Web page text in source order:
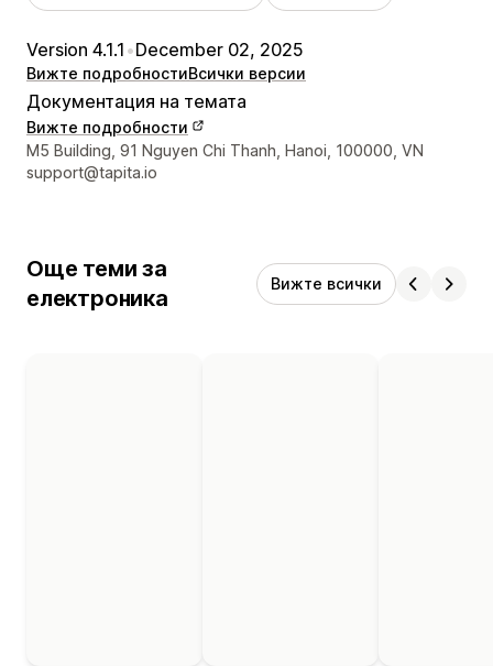
Version 4.1.1 •December 02, 2025
Вижте подробностиВсички версии
Документация на темата
Вижте подробности
Данни за връзка с дизайнера
M5 Building, 91 Nguyen Chi Thanh, Hanoi, 100000, VN
support@tapita.io
Още теми за
електроника
Вижте всички